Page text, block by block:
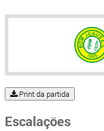
Print da partida
Escalações